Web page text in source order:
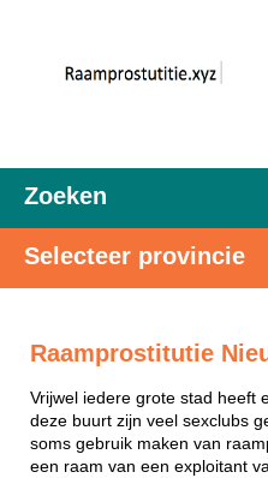
Zoeken
Selecteer provincie
Raamprostitutie
Vrijwel iedere grote stad heeft
deze buurt zijn veel sexclubs
soms gebruik maken van
een raam van een exploitant